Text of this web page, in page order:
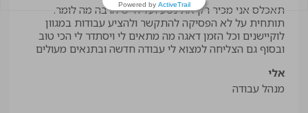
תאכלס אני מכיר רק את נטע ועליה יש הרבה מה לומר.
תותחית על לא הפסיקה להתקשר ולהציע עבודות במגוון
לוקיישנים וכל הזמן דאגה מה מתאים לי ויסתדר לי הכי טוב
ובסוף גם הצליחה למצוא לי עבודה חדשה ובתנאים מעולים
אלי
מנהל עבודה
Powered by ActiveTrail